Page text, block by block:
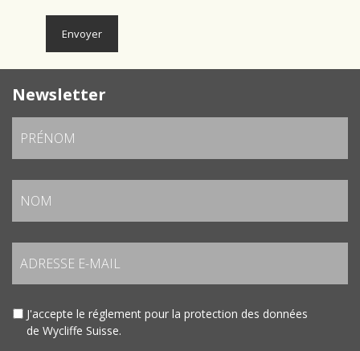
Newsletter
J'accepte le réglement pour la protection des données
de Wycliffe Suisse.